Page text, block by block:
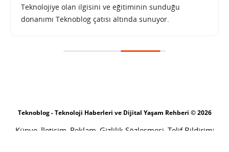
Teknolojiye olan ilgisini ve eğitiminin sunduğu
donanımı Teknoblog çatısı altında sunuyor.
yayınlandı
SINAN KÜSTÜR 21 AĞUSTOS 2020 08:40 PAYLAŞ: